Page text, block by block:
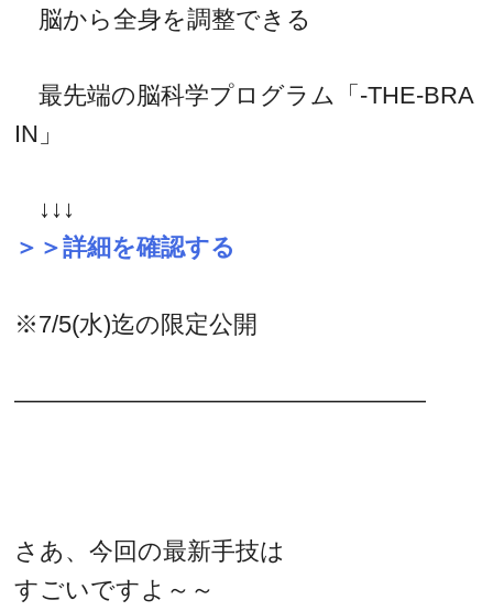
脳から全身を調整できる
最先端の脳科学プログラム「-THE-BRA
IN」
↓↓↓
＞＞詳細を確認する
※7/5(水)迄の限定公開
―――――――――――――――――
さあ、今回の最新手技は
すごいですよ～～